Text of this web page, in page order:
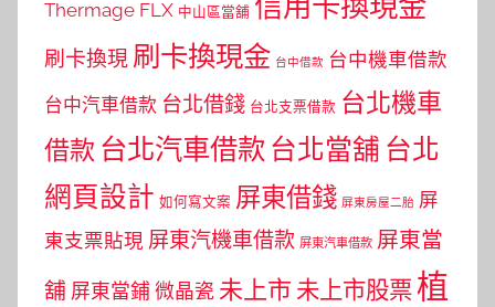
Thermage FLX 中山區當舖
刷卡換現 刷卡換現金 台中借款 台中機車借款
台中汽車借款 台北借錢 台北支票借款 台北機車
借款 台北汽車借款 台北當舖 台北
網頁設計 如何寫文案 屏東借錢 屏東房屋二胎 屏
東支票貼現 屏東汽機車借款 屏東汽車借款 屏東當
舖 屏東當鋪 微晶瓷 未上市 未上市股票植